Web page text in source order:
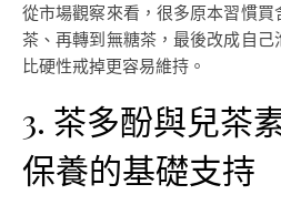
從市場觀察來看，很多原本習慣
茶、再轉到無糖茶，最後改成自
比硬性戒掉更容易維持。
3. 茶多酚與兒茶
保養的基礎支持